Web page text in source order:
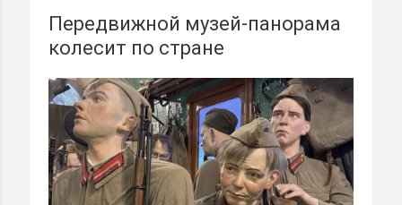
Передвижной музей-панорама
колесит по стране